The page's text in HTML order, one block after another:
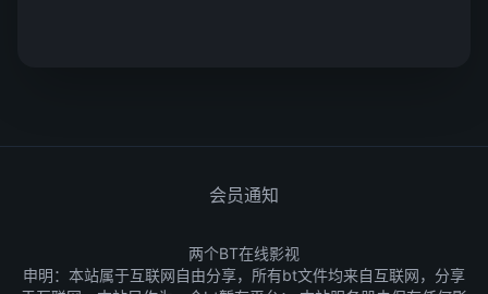
会员通知
两个BT在线影视
申明：本站属于互联网自由分享，所有bt文件均来自互联网，分享